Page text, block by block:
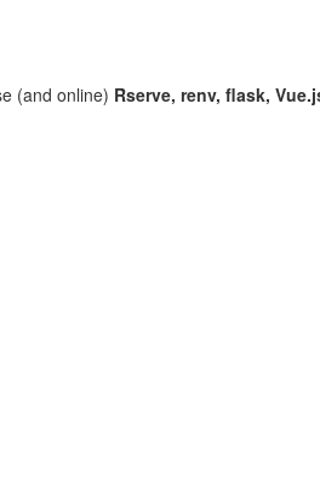
(and online) Rserve, renv, flask,